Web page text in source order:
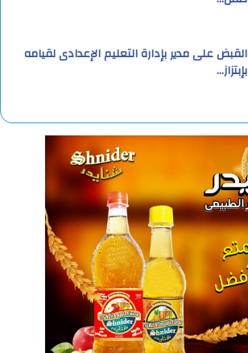
القبض على مدير بإدارة التعليم الإعدادى لقيامه
بإبتزاز…